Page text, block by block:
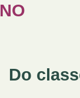
NO
Do